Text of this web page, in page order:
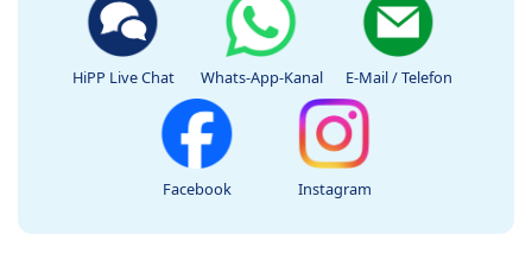
HiPP Live Chat Whats-App-Kanal E-Mail / Telefon
Facebook Instagram